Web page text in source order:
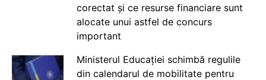
corectat și ce resurse financiare sunt
alocate unui astfel de concurs
important
Ministerul Educației schimbă regulile
din calendarul de mobilitate pentru